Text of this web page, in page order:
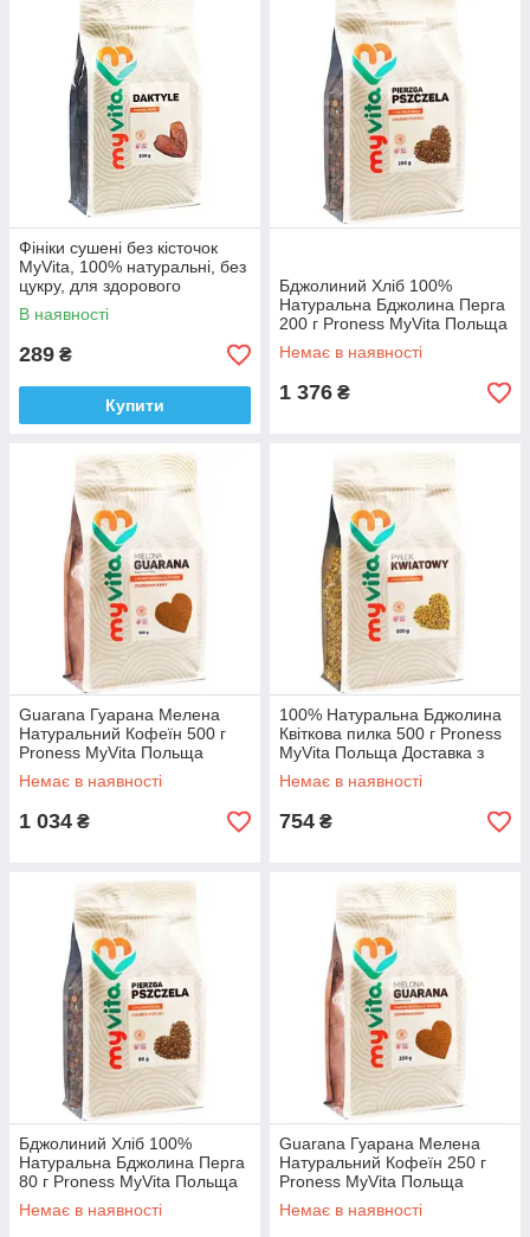
Фініки сушені без кісточок
MyVita, 100% натуральні, без
цукру, для здорового
перекусу, десертів і випічки,
300 г. Доставка з ЄС
В наявності
289 ₴
Купити
Бджолиний Хліб 100%
Натуральна Бджолина Перга
200 г Proness MyVita Польща
Доставка з ЄС
Немає в наявності
1 376 ₴
Guarana Гуарана Мелена
Натуральний Кофеїн 500 г
Proness MyVita Польща
Доставка з ЄС
Немає в наявності
1 034 ₴
100% Натуральна Бджолина
Квіткова пилка 500 г Proness
MyVita Польща Доставка з
ЄС
Немає в наявності
754 ₴
Бджолиний Хліб 100%
Натуральна Бджолина Перга
80 г Proness MyVita Польща
Доставка з ЄС
Немає в наявності
Guarana Гуарана Мелена
Натуральний Кофеїн 250 г
Proness MyVita Польща
Доставка з ЄС
Немає в наявності